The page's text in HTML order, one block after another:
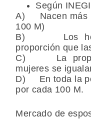
Según
A) Nacen más
100 M)
B) Los
proporción que
C) La
mujeres se
D) En toda la
por cada 100 M.
Mercado de